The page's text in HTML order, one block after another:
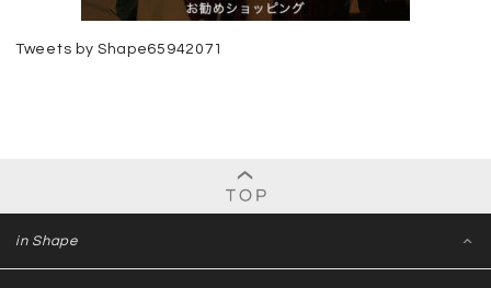
Tweets by Shape65942071
in Shape